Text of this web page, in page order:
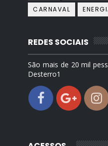
CARNAVAL
REDES SOCIAIS
São mais de 20 mil
Desterro1